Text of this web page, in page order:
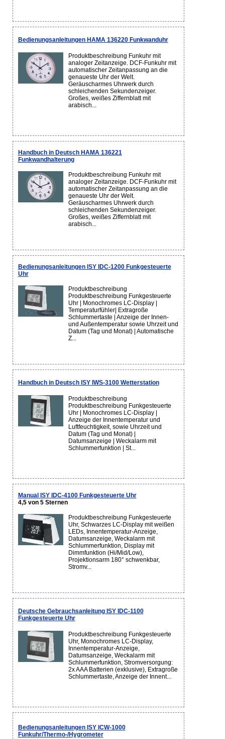
Bedienungsanleitungen HAMA 136220 Funkwanduhr
Produktbeschreibung Funkuhr mit
analoger Zeitanzeige. DCF-Funkuhr mit
automatischer Zeitanpassung an die
genaueste Uhr der Welt.
Geräuscharmes Uhrwerk durch
schleichenden Sekundenzeiger.
Großes, weißes Ziffernblatt mit
arabisch...
Handbuch in Deutsch HAMA 136221
Funkwandhalterung
Produktbeschreibung Funkuhr mit
analoger Zeitanzeige. DCF-Funkuhr mit
automatischer Zeitanpassung an die
genaueste Uhr der Welt.
Geräuscharmes Uhrwerk durch
schleichenden Sekundenzeiger.
Großes, weißes Ziffernblatt mit
arabisch...
Bedienungsanleitungen ISY IDC-1200 Funkgesteuerte
Uhr
Produktbeschreibung
Produktbeschreibung Funkgesteuerte
Uhr | Monochromes LC-Display |
Temperaturfühler| Extragroße
Schlummertaste | Anzeige der Innen-
und Außentemperatur sowie Uhrzeit und
Datum (Tag und Monat) | Automatische
Z...
Handbuch in Deutsch ISY IWS-3100 Wetterstation
Produktbeschreibung
Produktbeschreibung Funkgesteuerte
Uhr | Monochromes LC-Display |
Anzeige der Innentemperatur und
Luftfeuchtigkeit, sowie Uhrzeit und
Datum (Tag und Monat) |
Datumsanzeige | Weckalarm mit
Schlummerfunktion | St...
Manual ISY IDC-4100 Funkgesteuerte Uhr
4,5 von 5 Sternen
Produktbeschreibung Funkgesteuerte
Uhr, Schwarzes LC-Display mit weißen
LEDs, Innentemperatur-Anzeige,
Datumsanzeige, Weckalarm mit
Schlummerfunktion, Display mit
Dimmfunktion (Hi/Mid/Low),
Projektionsarm 180° schwenkbar,
Stromv...
Deutsche Gebrauchsanleitung ISY IDC-1100
Funkgesteuerte Uhr
Produktbeschreibung Funkgesteuerte
Uhr, Monochromes LC-Display,
Innentemperatur-Anzeige,
Datumsanzeige, Weckalarm mit
Schlummerfunktion, Stromversorgung:
2x AAA Batterien (exklusive), Extragroße
Schlummertaste, Anzeige der Innent...
Bedienungsanleitungen ISY ICW-1000
Funkuhr/Thermo-/Hygrometer